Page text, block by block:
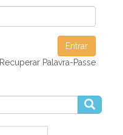
Entrar
Recuperar Palavra-Passe